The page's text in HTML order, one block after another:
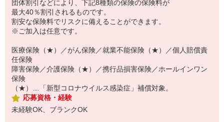
団体割引などにより、下記8種類の保険の保険料が
最大40％割引されるものです。
割安な保険料でリスクに備えることができます。
※ご加入は任意です。
医療保険（★）／がん保険／就業不能保険（★）／個人賠償責
任保険
障害保険／介護保険（★）／携行品損害保険／ホールインワン
保険
（★）…「新型コロナウイルス感染症」補償対象。
応募資格・経験
未経験OK、ブランクOK